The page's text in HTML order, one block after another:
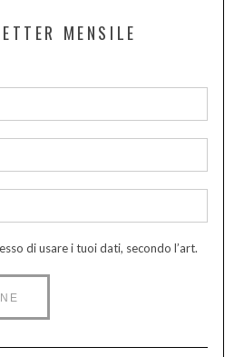
MENSILE
di usare i tuoi dati, secondo l’art.